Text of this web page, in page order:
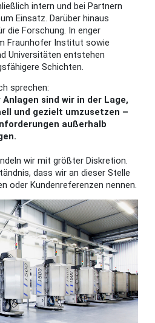
intern und bei Partnern
Einsatz. Darüber hinaus
die Forschung. In enger
Fraunhofer Institut sowie
Universitäten entstehen
Schichten.
sprechen:
sind wir in der Lage,
und gezielt umzusetzen –
außerhalb
wir mit größter Diskretion.
dass wir an dieser Stelle
oder Kundenreferenzen nennen.